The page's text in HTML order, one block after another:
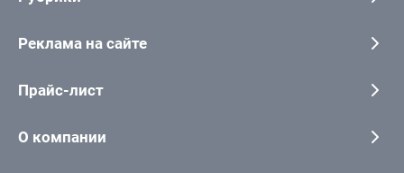
Реклама на сайте
Прайс-лист
О компании